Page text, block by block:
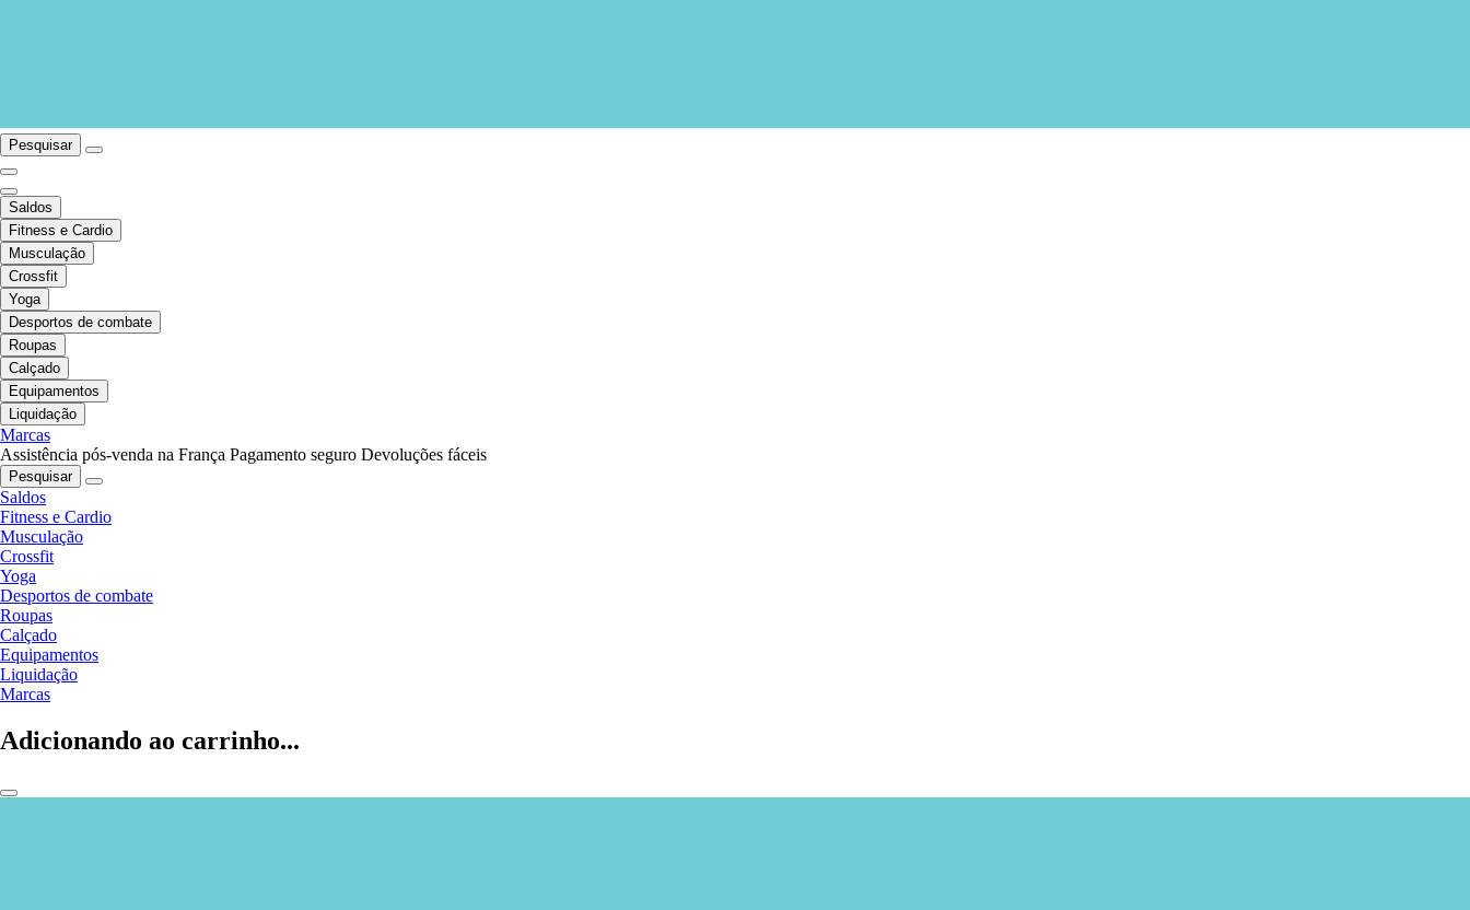
Pesquisar
Saldos
Fitness e Cardio
Musculação
Crossfit
Yoga
Desportos de combate
Roupas
Calçado
Equipamentos
Liquidação
Marcas
Assistência pós-venda na França Pagamento seguro Devoluções fáceis
Pesquisar
Saldos
Fitness e Cardio
Musculação
Crossfit
Yoga
Desportos de combate
Roupas
Calçado
Equipamentos
Liquidação
Marcas
Adicionando ao carrinho...